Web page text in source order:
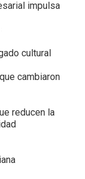
impulsa
cultural
cambiaron
reducen la